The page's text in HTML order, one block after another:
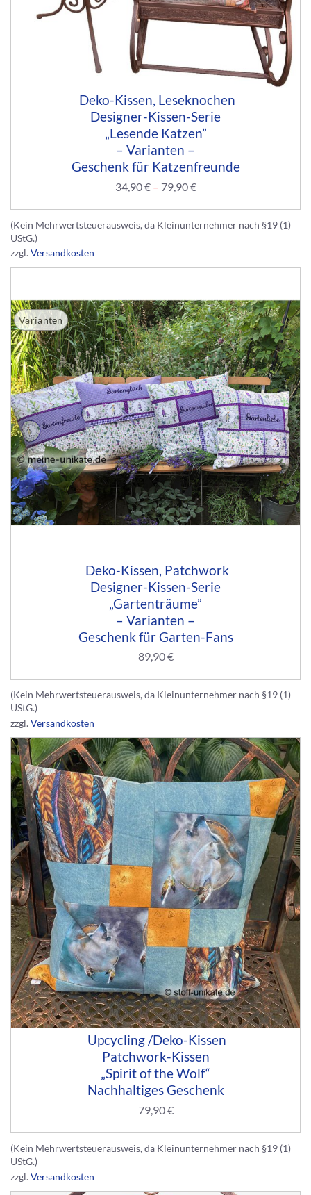
Deko-Kissen, Leseknochen
Designer-Kissen-Serie
„Lesende Katzen”
– Varianten –
Geschenk für Katzenfreunde
34,90€– 79,90€
(Kein Mehrwertsteuerausweis, da Kleinunternehmer nach §19 (1)
UStG.)
zzgl.Versandkosten
Varianten
Deko-Kissen, Patchwork
Designer-Kissen-Serie
„Gartenträume”
– Varianten –
Geschenk für Garten-Fans
89,90€
(Kein Mehrwertsteuerausweis, da Kleinunternehmer nach §19 (1)
UStG.)
zzgl.Versandkosten
Upcycling /Deko-Kissen
Patchwork-Kissen
„Spirit of the Wolf“
Nachhaltiges Geschenk
79,90€
(Kein Mehrwertsteuerausweis, da Kleinunternehmer nach §19 (1)
UStG.)
zzgl.Versandkosten